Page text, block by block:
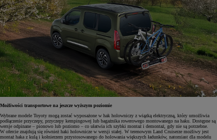
Możliwości transportowe na jeszcze wyższym poziomie
Wybrane modele Toyoty mogą zostać wyposażone w hak holowniczy z wiązką elektryczną, który umożliwia
podłączenie przyczepy, przyczepy kempingowej lub bagażnika rowerowego montowanego na haku. Dostępne są
wersje odpinane – pionowo lub poziomo – co ułatwia ich szybki montaż i demontaż, gdy nie są potrzebne.
W ofercie znajdują się również haki holownicze w wersji stałej. W terenowym Land Cruiserze możliwy jest
montaż haka z kulą i kołnierzem przystosowanego do holowania większych ładunków, natomiast dla modelu